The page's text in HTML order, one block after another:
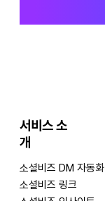
서비스 소
개
​소셜비즈 DM 자동화
소셜비즈 링크